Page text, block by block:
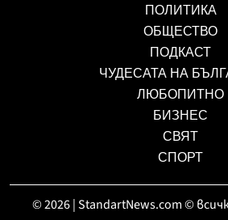
ПОЛИТИКА
ОБЩЕСТВО
ПОДКАСТ
ЧУДЕСАТА НА
ЛЮБОПИТНО
БИЗНЕС
СВЯТ
СПОРТ
© 2026 | StandartNews.com ©